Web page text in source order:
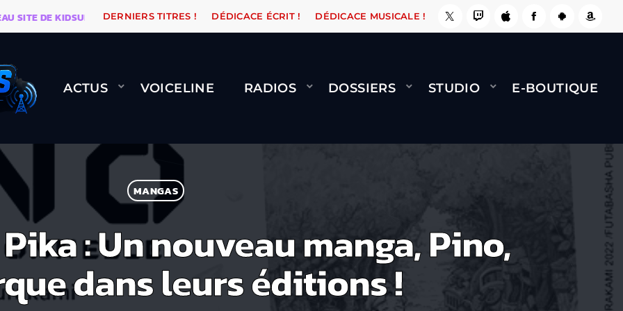
DE KIDSUNE WARÉTRO ORANGE ROAD QUI PASSE, ÇA LE FAIT ! NAMI BERNARD MINET -
DERNIERS TITRES ! DÉDICACE ÉCRIT ! DÉDICACE MUSICALE !
ACTUS VOICELINE RADIOS DOSSIERS STUDIO E-BOUTIQUE
MANGAS
: Un nouveau manga, Pino,
dans leurs éditions !